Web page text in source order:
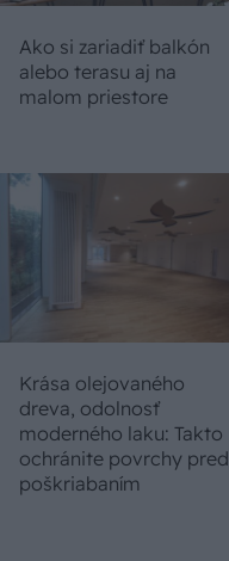
Ako si zariadiť balkón
alebo terasu aj na
malom priestore
Krása olejovaného
dreva, odolnosť
moderného laku: Takto
ochránite povrchy pred
poškriabaním